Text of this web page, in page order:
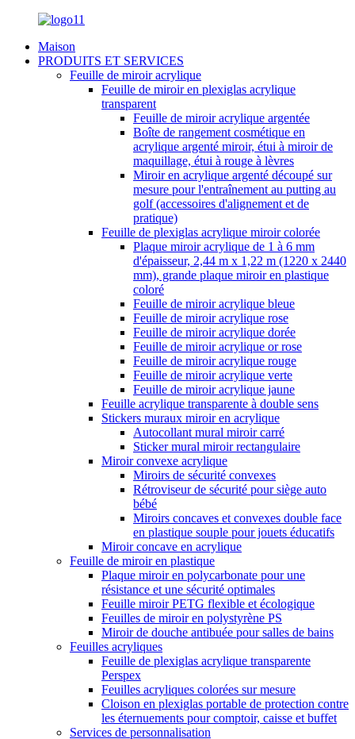
Maison
PRODUITS ET SERVICES
Feuille de miroir acrylique
Feuille de miroir en plexiglas acrylique
transparent
Feuille de miroir acrylique argentée
Boîte de rangement cosmétique en
acrylique argenté miroir, étui à miroir de
maquillage, étui à rouge à lèvres
Miroir en acrylique argenté découpé sur
mesure pour l'entraînement au putting au
golf (accessoires d'alignement et de
pratique)
Feuille de plexiglas acrylique miroir colorée
Plaque miroir acrylique de 1 à 6 mm
d'épaisseur, 2,44 m x 1,22 m (1220 x 2440
mm), grande plaque miroir en plastique
coloré
Feuille de miroir acrylique bleue
Feuille de miroir acrylique rose
Feuille de miroir acrylique dorée
Feuille de miroir acrylique or rose
Feuille de miroir acrylique rouge
Feuille de miroir acrylique verte
Feuille de miroir acrylique jaune
Feuille acrylique transparente à double sens
Stickers muraux miroir en acrylique
Autocollant mural miroir carré
Sticker mural miroir rectangulaire
Miroir convexe acrylique
Miroirs de sécurité convexes
Rétroviseur de sécurité pour siège auto
bébé
Miroirs concaves et convexes double face
en plastique souple pour jouets éducatifs
Miroir concave en acrylique
Feuille de miroir en plastique
Plaque miroir en polycarbonate pour une
résistance et une sécurité optimales
Feuille miroir PETG flexible et écologique
Feuilles de miroir en polystyrène PS
Miroir de douche antibuée pour salles de bains
Feuilles acryliques
Feuille de plexiglas acrylique transparente
Perspex
Feuilles acryliques colorées sur mesure
Cloison en plexiglas portable de protection contre
les éternuements pour comptoir, caisse et buffet
Services de personnalisation